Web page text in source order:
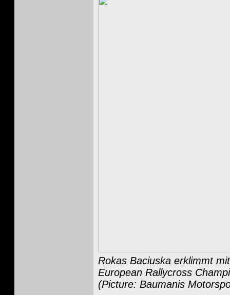
Rokas Baciuska erklimmt
European Rallycross
(Picture: Baumanis